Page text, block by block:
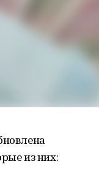
из них: